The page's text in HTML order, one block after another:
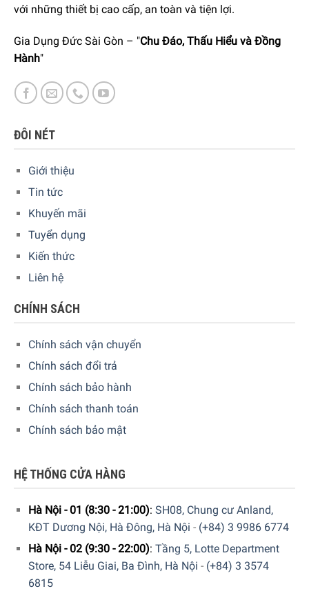
Model
LD44
Loại sản
phẩm
Máy hút ẩm
sử dụng
ẩm
– 11 lít/ngày (20ºC & 70%
Độ ồn
47-58 dB
Lưu
không khí
– Mức 2: 300 m³/giờ
Dung tích
nước
– Tích hợp 2 mức quạt
người dùng
– Tự khởi động lại với cài
đặt trước đó trong trường
hợp mất điện
– Trang bị bánh xe hỗ trợ
di chuyển
– Bình nước có thể tháo
– Rã đông thông minh với
điều hướng
thước –
Khối
lượng
cm x Cao 58 cm – Nặng
22,5 Kg
Điều khiển kĩ thuật số những chức năng thông minh từ sản
phẩm.
với những thiết bị cao cấp, an toàn và tiện lợi.
Gia Dụng Đức Sài Gòn – "Chu Đáo, Thấu Hiểu và Đồng
Hành"
ĐÔI NÉT
Giới thiệu
Tin tức
Khuyến mãi
Tuyển dụng
Kiến thức
Liên hệ
CHÍNH SÁCH
Chính sách vận chuyển
Chính sách đổi trả
Chính sách bảo hành
Chính sách thanh toán
Chính sách bảo mật
HỆ THỐNG CỬA HÀNG
Hà Nội - 01 (8:30 - 21:00): SH08, Chung cư Anland,
KĐT Dương Nội, Hà Đông, Hà Nội - (+84) 3 9986 6774
Hà Nội - 02 (9:30 - 22:00): Tầng 5, Lotte Department
Store, 54 Liễu Giai, Ba Đình, Hà Nội - (+84) 3 3574
6815